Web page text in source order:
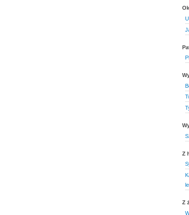
Z
Z